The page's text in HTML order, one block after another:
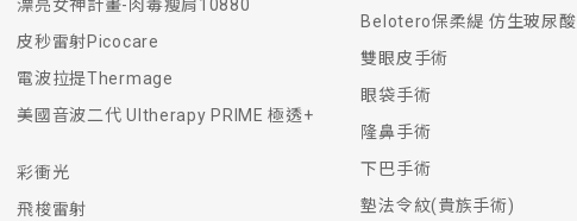
漂亮女神計畫-肉毒瘦肩10880
皮秒雷射Picocare
電波拉提Thermage
美國音波二代 Ultherapy PRIME 極透+
彩衝光
飛梭雷射
Belotero保柔緹 仿生玻尿酸
雙眼皮手術
眼袋手術
隆鼻手術
下巴手術
墊法令紋(貴族手術)